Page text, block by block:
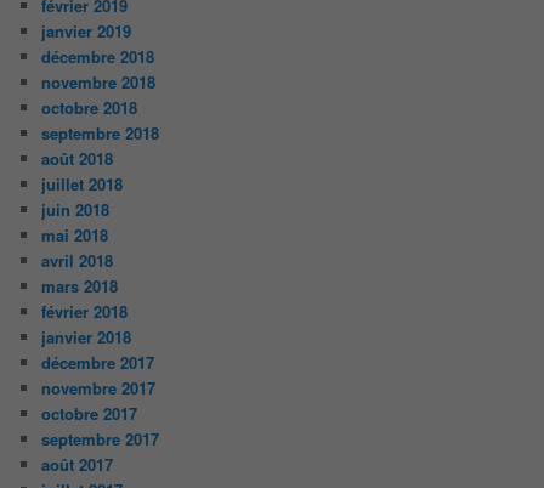
février 2019
janvier 2019
décembre 2018
novembre 2018
octobre 2018
septembre 2018
août 2018
juillet 2018
juin 2018
mai 2018
avril 2018
mars 2018
février 2018
janvier 2018
décembre 2017
novembre 2017
octobre 2017
septembre 2017
août 2017